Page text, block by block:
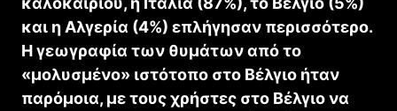
και η Αλγερία (4%) επλήγησαν περισσότερο.
Η γεωγραφία των θυμάτων από το
«μολυσμένο» ιστότοπο στο Βέλγιο ήταν
παρόμοια, με τους χρήστες στο Βέλγιο να